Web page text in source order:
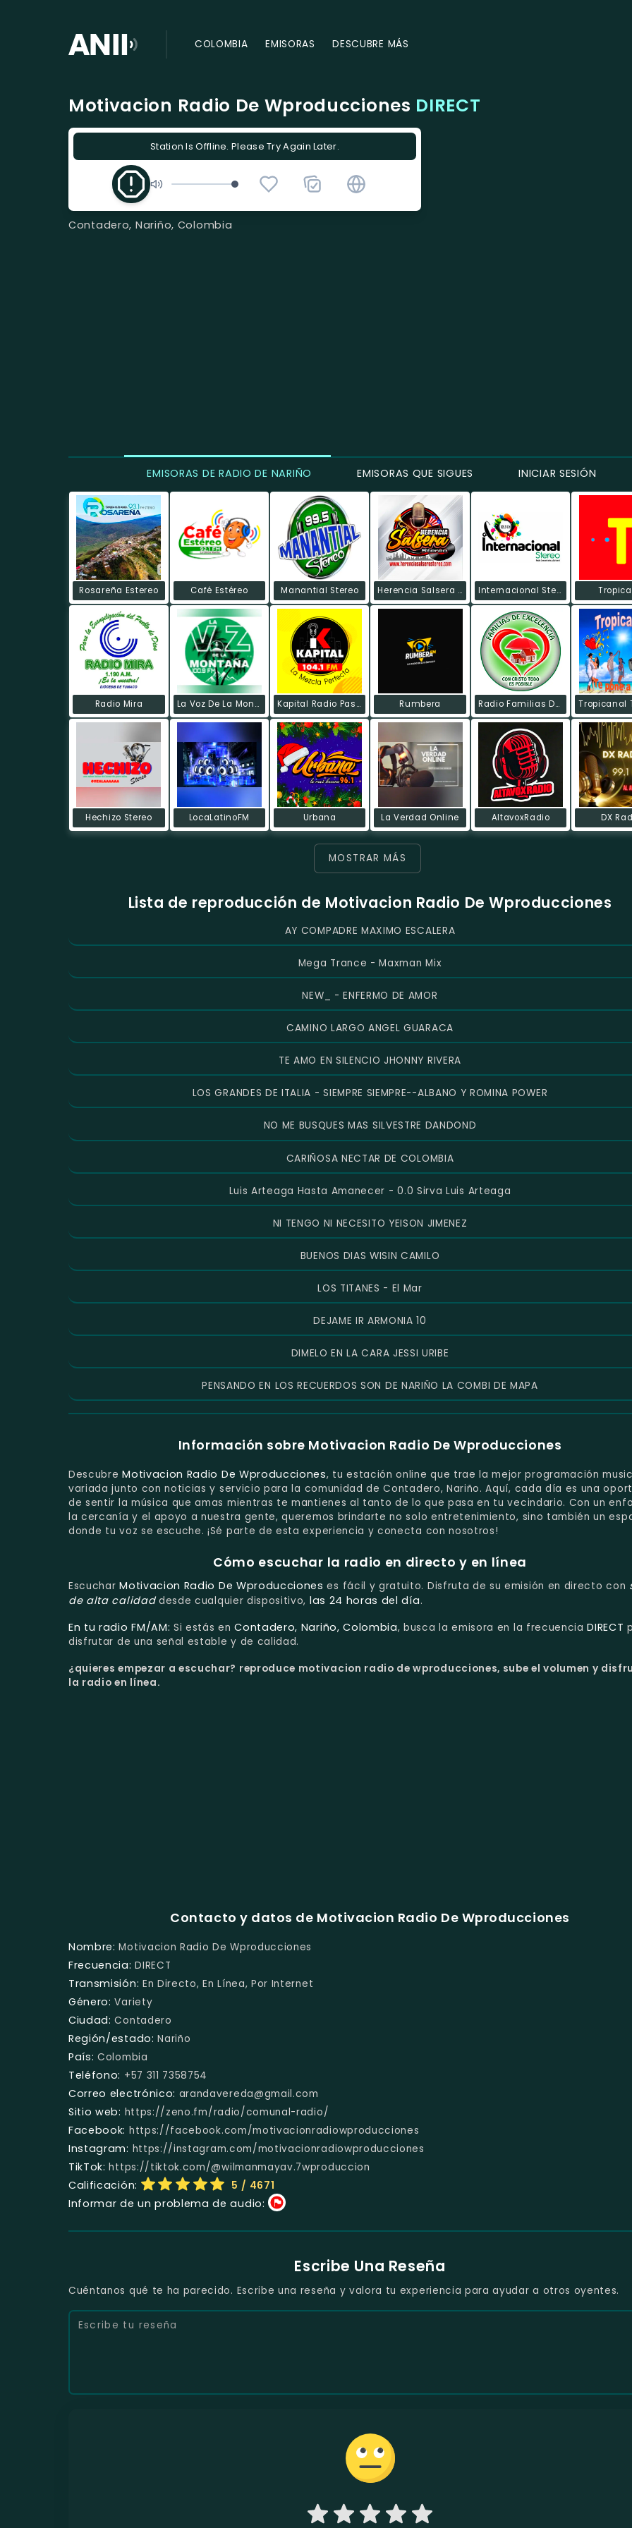
COLOMBIA EMISORAS DESCUBRE MÁS
Motivacion Radio De Wproducciones DIRECT
Station Is Offline. Please Try Again Later.
Contadero, Nariño, Colombia
EMISORAS DE RADIO DE NARIÑO EMISORAS QUE SIGUES INICIAR SESIÓN
Rosareña Estereo Café Estéreo Manantial Stereo Herencia Salsera Stereo Internacional Stereo Ipiales
Radio Mira La Voz De La Montaña Kapital Radio Pasto Rumbera Radio Familias De Excelencia
Hechizo Stereo LocaLatinoFM Urbana La Verdad Online AltavoxRadio DX
MOSTRAR MÁS
Lista de reproducción de Motivacion Radio De Wproducciones
AY COMPADRE MAXIMO ESCALERA
Mega Trance - Maxman Mix
NEW_ - ENFERMO DE AMOR
CAMINO LARGO ANGEL GUARACA
TE AMO EN SILENCIO JHONNY RIVERA
LOS GRANDES DE ITALIA - SIEMPRE SIEMPRE--ALBANO Y ROMINA POWER
NO ME BUSQUES MAS SILVESTRE DANDOND
CARIÑOSA NECTAR DE COLOMBIA
Luis Arteaga Hasta Amanecer - 0.0 Sirva Luis Arteaga
NI TENGO NI NECESITO YEISON JIMENEZ
BUENOS DIAS WISIN CAMILO
LOS TITANES - El Mar
DEJAME IR ARMONIA 10
DIMELO EN LA CARA JESSI URIBE
PENSANDO EN LOS RECUERDOS SON DE NARIÑO LA COMBI DE MAPA
Información sobre Motivacion Radio De Wproducciones
DescubreMotivacion Radio De Wproducciones, tu estación online que trae la mejor programación
variada junto con noticias y servicio para la comunidad de Contadero, Nariño. Aquí, cada día es una
de sentir la música que amas mientras te mantienes al tanto de lo que pasa en tu vecindario. Con un
la cercanía y el apoyo a nuestra gente, queremos brindarte no solo entretenimiento, sino también un
donde tu voz se escuche. ¡Sé parte de esta experiencia y conecta con nosotros!
Cómo escuchar la radio en directo y en línea
EscucharMotivacion Radio De Wproducciones es fácil y gratuito. Disfruta de su emisión en directo con
de alta calidaddesde cualquier dispositivo, las 24 horas del día.
En tu radio FM/AM: Si estás enContadero, Nariño, Colombia, busca la emisora en la frecuenciaDIRECT
disfrutar de una señal estable y de calidad.
¿quieres empezar a escuchar? reproduce motivacion radio de wproducciones, sube el volumen y
la radio en línea.
Contacto y datos de Motivacion Radio De Wproducciones
Nombre: Motivacion Radio De Wproducciones
Frecuencia: DIRECT
Transmisión: En Directo, En Línea, Por Internet
Género: Variety
Ciudad: Contadero
Región/estado: Nariño
País: Colombia
Teléfono: +57 311 7358754
Correo electrónico: arandavereda@gmail.com
Sitio web: https://zeno.fm/radio/comunal-radio/
Facebook: https://facebook.com/motivacionradiowproducciones
Instagram: https://instagram.com/motivacionradiowproducciones
TikTok: https://tiktok.com/@wilmanmayav.7wproduccion
Calificación: 5 / 4671
Informar de un problema de audio:
Escribe Una Reseña
Cuéntanos qué te ha parecido. Escribe una reseña y valora tu experiencia para ayudar a otros oyentes.